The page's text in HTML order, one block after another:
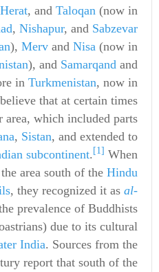
Herat, and Taloqan (now in
, Nishapur, and Sabzevar
), Merv and Nisa (now in
), and Samarqand and
in Turkmenistan, now in
that at certain times
area, which included parts
, Sistan, and extended to
subcontinent. [1] When
area south of the Hindu
, they recognized it as al-
prevalence of Buddhists
due to its cultural
India. Sources from the
report that south of the